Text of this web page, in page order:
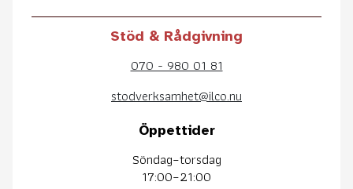
Stöd & Rådgivning
070 - 980 01 81
stodverksamhet@ilco.nu
Öppettider
Söndag–torsdag
17:00–21:00